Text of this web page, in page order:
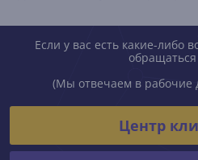
Если у вас есть какие-либо
(Мы отвечаем в рабочие
Центр